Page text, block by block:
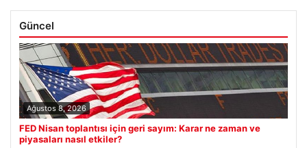
Güncel
Ağustos 8, 2026
FED Nisan toplantısı için geri sayım: Karar ne zaman ve
piyasaları nasıl etkiler?